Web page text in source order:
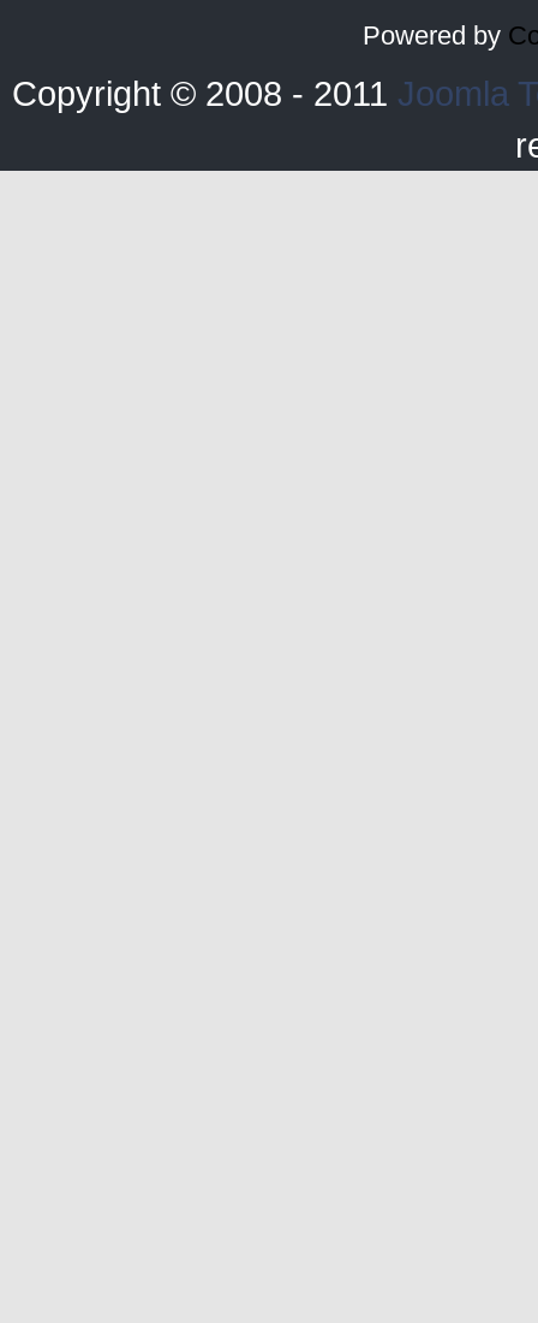
Powered by
Copyright © 2008 - 2011 Joomla